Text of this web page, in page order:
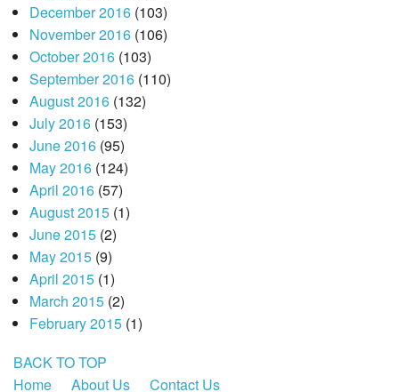
December 2016(103)
November 2016(106)
October 2016(103)
September 2016(110)
August 2016(132)
July 2016(153)
June 2016(95)
May 2016(124)
April 2016(57)
August 2015(1)
June 2015(2)
May 2015(9)
April 2015(1)
March 2015(2)
February 2015(1)
BACK TO TOP
Home
About Us Contact Us